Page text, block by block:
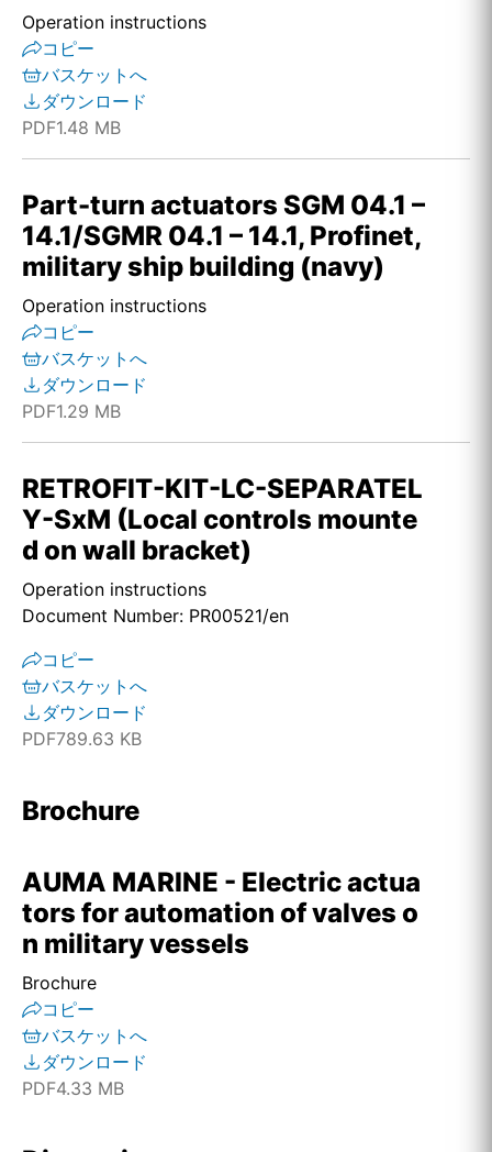
Operation instructions
コピー
バスケットへ
ダウンロード
PDF1.48 MB
Part-turn actuators SGM 04.1 –
14.1/SGMR 04.1 – 14.1, Profinet,
military ship building (navy)
Operation instructions
コピー
バスケットへ
ダウンロード
PDF1.29 MB
RETROFIT-KIT-LC-SEPARATEL
Y-SxM (Local controls mounte
d on wall bracket)
Operation instructions
Document Number: PR00521/en
コピー
バスケットへ
ダウンロード
PDF789.63 KB
Brochure
AUMA MARINE - Electric actua
tors for automation of valves o
n military vessels
Brochure
コピー
バスケットへ
ダウンロード
PDF4.33 MB